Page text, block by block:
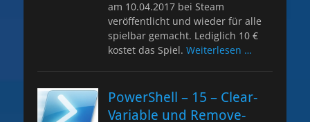
am 10.04.2017 bei Steam
veröffentlicht und wieder für alle
spielbar gemacht. Lediglich 10 €
kostet das Spiel. Weiterlesen …
PowerShell – 15 – Clear-
Variable und Remove-